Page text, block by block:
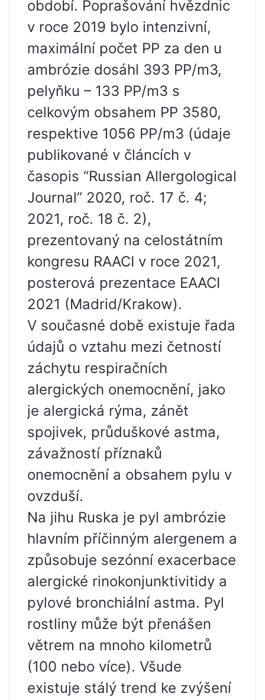
období. Poprašování hvězdnic
v roce 2019 bylo intenzivní,
maximální počet PP za den u
ambrózie dosáhl 393 PP/m3,
pelyňku – 133 PP/m3 s
celkovým obsahem PP 3580,
respektive 1056 PP/m3 (údaje
publikované v článcích v
časopis “Russian Allergological
Journal” 2020, roč. 17 č. 4;
2021, roč. 18 č. 2),
prezentovaný na celostátním
kongresu RAACI v roce 2021,
posterová prezentace EAACI
2021 (Madrid/Krakow).
V současné době existuje řada
údajů o vztahu mezi četností
záchytu respiračních
alergických onemocnění, jako
je alergická rýma, zánět
spojivek, průduškové astma,
závažností příznaků
onemocnění a obsahem pylu v
ovzduší.
Na jihu Ruska je pyl ambrózie
hlavním příčinným alergenem a
způsobuje sezónní exacerbace
alergické rinokonjunktivitidy a
pylové bronchiální astma. Pyl
rostliny může být přenášen
větrem na mnoho kilometrů
(100 nebo více). Všude
existuje stálý trend ke zvýšení